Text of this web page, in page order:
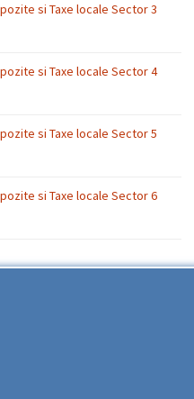
si Taxe locale Sector 3
si Taxe locale Sector 4
si Taxe locale Sector 5
si Taxe locale Sector 6